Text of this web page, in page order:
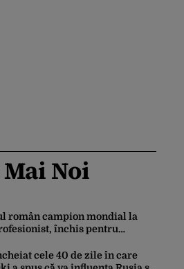
Noi
român campion mondial la
închis pentru
un alt interlop periculos
cele 40 de zile în care